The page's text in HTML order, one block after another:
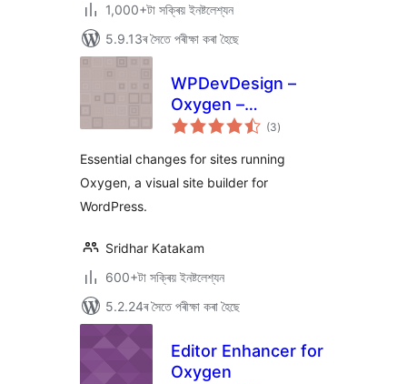
1,000+টা সক্ৰিয় ইনষ্টলেশ্যন
5.9.13ৰ সৈতে পৰীক্ষা কৰা হৈছে
WPDevDesign –
Oxygen –
Essentials
(3টা
মুঠ)
Essential changes for sites running
Oxygen, a visual site builder for
WordPress.
Sridhar Katakam
600+টা সক্ৰিয় ইনষ্টলেশ্যন
5.2.24ৰ সৈতে পৰীক্ষা কৰা হৈছে
Editor Enhancer for
Oxygen